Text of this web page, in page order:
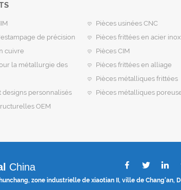
Pièces usinées CNC
de précision
Pièces frittées en acier
cuivre
Pièces CIM
la métallurgie des
Pièces frittées en alliage
Pièces métalliques frittées
designs personnalisés
Pièces métalliques
OEM
China
zone industrielle de xiaotian II, ville de Chang'an,